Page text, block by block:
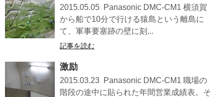
2015.05.05 Panasonic DMC-CM1 横須賀
から船で10分で行ける猿島という離島に
て、軍事要塞跡の壁に刻...
記事を読む
激励
2015.03.23 Panasonic DMC-CM1 職場の
階段の途中に貼られた年間営業成績表。そ